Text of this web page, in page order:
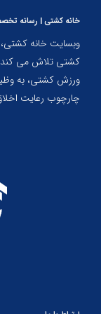
خانه کشتی | رسانه
وبسایت خانه
کشتی تلاش می کند
ورزش کشتی، به
چارچوب رعایت